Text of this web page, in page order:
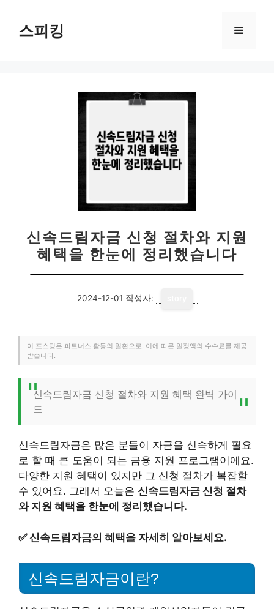
스피킹 메
신속드림자금 신청 절차와 지원
혜택을 한눈에 정리했습니다
2024-12-01 작성자:
이 포스팅은 파트너스 활동의 일환으로, 이에 따른 일정액의 수수료를 제공
받습니다.
신속드림자금 신청 절차와 지원 혜택 완벽 가이
드
신속드림자금은 많은 분들이 자금을 신속하게 필요
로 할 때 큰 도움이 되는 금융 지원 프로그램이에요.
다양한 지원 혜택이 있지만 그 신청 절차가 복잡할
수 있어요. 그래서 오늘은 신속드림자금 신청 절차
와 지원 혜택을 한눈에 정리했습니다.
✅신속드림자금의 혜택을 자세히 알아보세요.
신속드림자금이란?